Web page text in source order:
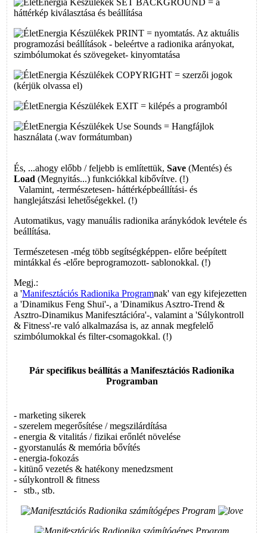
háttérkép kiválasztása és beállítása
PRINT = nyomtatás. Az aktuális
programozási beállítások - beleértve a radionika arányokat,
szimbólumokat és szövegeket- kinyomtatása
COPYRIGHT = szerzői jogok
(kérjük olvassa el)
EXIT = kilépés a programból
Use Sounds = Hangfájlok
használata (.wav formátumban)
És, ...ahogy előbb / feljebb is említettük, Save (Mentés) és
Load (Megnyitás...) funkciókkal kibővítve. (!)
Valamint, -természetesen- háttérképbeállítási- és
hanglejátszási lehetőségekkel. (!)
Automatikus, vagy manuális radionika aránykódok levétele és
beállítása.
Természetesen -még több segítségképpen- előre beépített
mintákkal és -előre beprogramozott- sablonokkal. (!)
Megj.:
a 'Manifesztációs Radionika Programnak' van egy kifejezetten
a 'Dinamikus Feng Shui'-, a 'Dinamikus Asztro-Trend &
Asztro-Dinamikus Manifesztációra'-, valamint a 'Súlykontroll
& Fitness'-re való alkalmazása is, az annak megfelelő
szimbólumokkal és filter-csomagokkal. (!)
Pár specifikus beállítás a Manifesztációs Radionika
Programban
- marketing sikerek
- szerelem megerősítése / megszilárdítása
- energia & vitalitás / fizikai erőnlét növelése
- gyorstanulás & memória bővítés
- energia-fokozás
- kitünő vezetés & hatékony menedzsment
- súlykontroll & fitness
- stb., stb.